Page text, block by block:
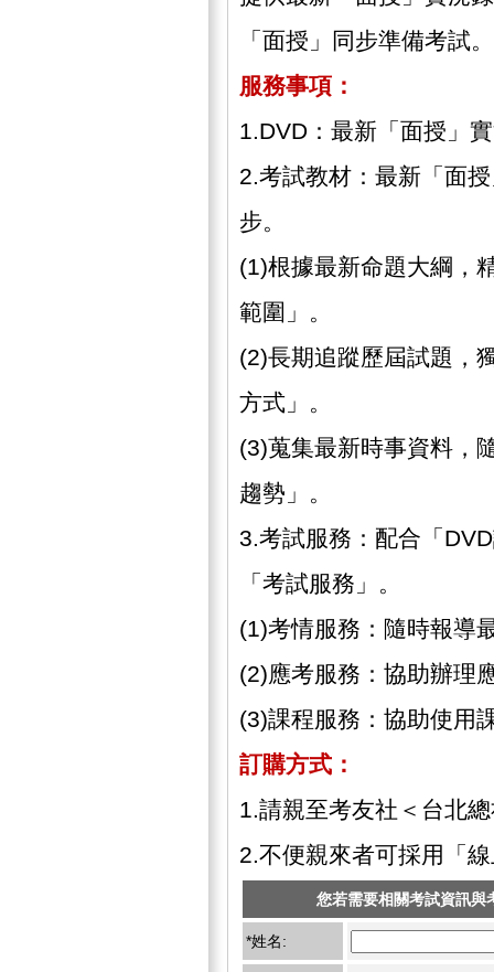
「面授」同步準備考試。
服務事項：
1.DVD：最新「面授」
2.考試教材：最新「面
步。
(1)根據最新命題大綱，
範圍」。
(2)長期追蹤歷屆試題，
方式」。
(3)蒐集最新時事資料，
趨勢」。
3.考試服務：配合「
「考試服務」。
(1)考情服務：隨時報導
(2)應考服務：協助辦理
(3)課程服務：協助使用
訂購方式：
1.請親至考友社＜台北
2.不便親來者可採用「
您若需要相關考試資訊與
*姓名: